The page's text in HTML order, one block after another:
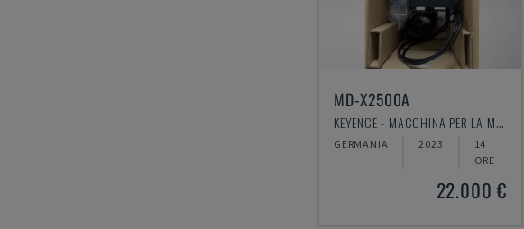
MD-X2500A
KEYENCE - MACCHINA PER LA MARCATURA LASER
GERMANIA 2023
14
ORE
22.000 €